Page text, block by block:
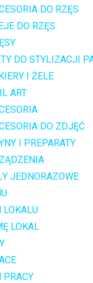
DO RZĘS
DO RZĘS
DO STYLIZACJI
I ŻELE
ART
DO ZDJĘĆ
I PREPARATY
JEDNORAZOWE
LOKALU
LOKAL
PRACY